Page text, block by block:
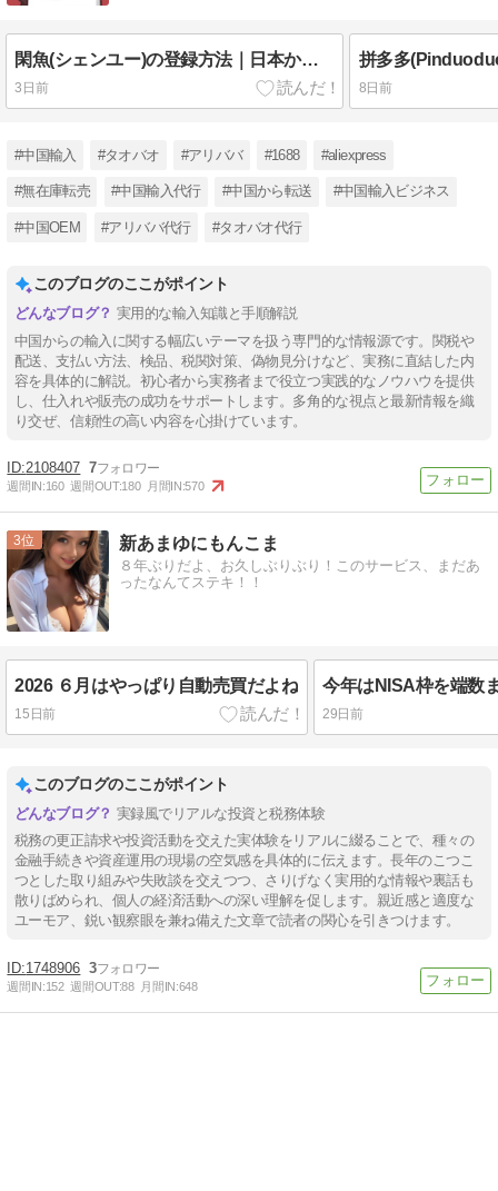
閑魚(シェンユー)の登録方法｜日本から作る手順と登録できない時の対処
3日前 8日前
#中国輸入 #タオバオ #アリババ #1688 #aliexpress
#無在庫転売 #中国輸入代行 #中国から転送 #中国輸入ビジネス
#中国OEM #アリババ代行 #タオバオ代行
このブログのここがポイント
実用的な輸入知識と手順解説
中国からの輸入に関する幅広いテーマを扱う専門的な情報源です。関税や
配送、支払い方法、検品、税関対策、偽物見分けなど、実務に直結した内
容を具体的に解説。初心者から実務者まで役立つ実践的なノウハウを提供
し、仕入れや販売の成功をサポートします。多角的な視点と最新情報を織
り交ぜ、信頼性の高い内容を心掛けています。
2108407 7
週間IN:160 週間OUT:180 月間IN:570
3 新あまゆにもんこま
８年ぶりだよ、お久しぶりぶり！このサービス、まだあ
ったなんてステキ！！
2026 ６月はやっぱり自動売買だよね
15日前
今年はNISA枠を端数
29日前
このブログのここがポイント
実録風でリアルな投資と税務体験
税務の更正請求や投資活動を交えた実体験をリアルに綴ることで、種々の
金融手続きや資産運用の現場の空気感を具体的に伝えます。長年のこつこ
つとした取り組みや失敗談を交えつつ、さりげなく実用的な情報や裏話も
散りばめられ、個人の経済活動への深い理解を促します。親近感と適度な
ユーモア、鋭い観察眼を兼ね備えた文章で読者の関心を引きつけます。
1748906 3
週間IN:152 週間OUT:88 月間IN:648